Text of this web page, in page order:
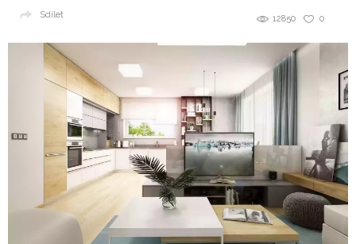
0
12850
Sdílet